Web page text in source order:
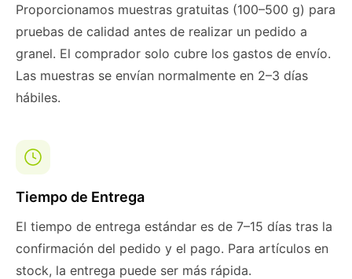
Proporcionamos muestras gratuitas (100–500 g) para
pruebas de calidad antes de realizar un pedido a
granel. El comprador solo cubre los gastos de envío.
Las muestras se envían normalmente en 2–3 días
hábiles.
Tiempo de Entrega
El tiempo de entrega estándar es de 7–15 días tras la
confirmación del pedido y el pago. Para artículos en
stock, la entrega puede ser más rápida.